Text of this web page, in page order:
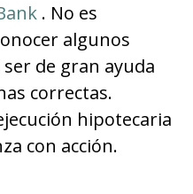
. No es
algunos
de gran ayuda
correctas.
hipotecaria
con acción.